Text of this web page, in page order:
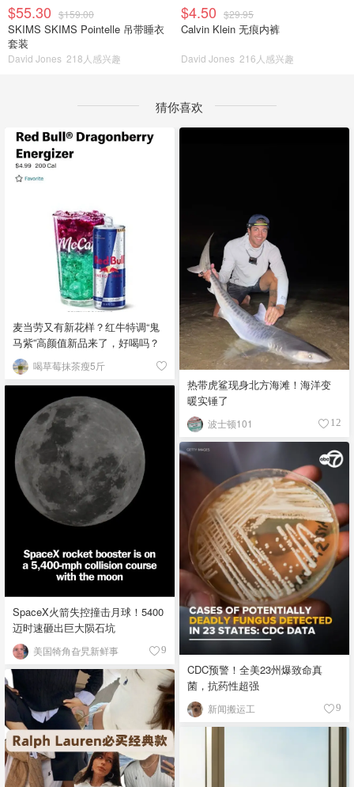
$55.30 $159.00
SKIMS SKIMS Pointelle 吊带睡衣
套装
David Jones 218人感兴趣
$4.50 $29.95
Calvin Klein 无痕内裤
David Jones 216人感兴趣
猜你喜欢
麦当劳又有新花样？红牛特调“鬼
马紫”高颜值新品来了，好喝吗？
喝草莓抹茶瘦5斤
热带虎鲨现身北方海滩！海洋变
暖实锤了
波士顿101 12
SpaceX火箭失控撞击月球！5400
迈时速砸出巨大陨石坑
美国犄角旮旯新鲜事 9
CDC预警！全美23州爆致命真
菌，抗药性超强
新闻搬运工 9